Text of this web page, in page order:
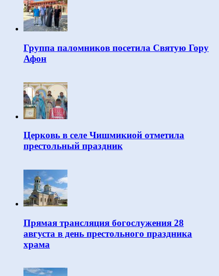
Группа паломников посетила Святую Гору
Афон
Церковь в селе Чишмикиой отметила
престольный праздник
Прямая трансляция богослужения 28
августа в день престольного праздника
храма